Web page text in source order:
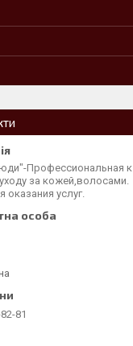
Профессиональная к
за кожей,волосами.
оказания услуг.
81